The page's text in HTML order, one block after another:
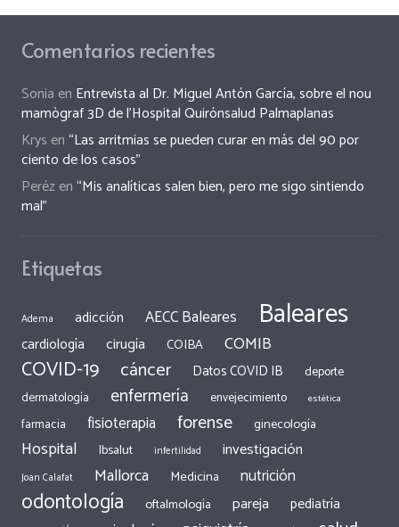
Comentarios recientes
Sonia en Entrevista al Dr. Miguel Antón García, sobre el nou
mamògraf 3D de l’Hospital Quirónsalud Palmaplanas
Krys en“Las arritmias se pueden curar en más del 90 por
ciento de los casos”
Perézen“Mis analíticas salen bien, pero me sigo sintiendo
mal”
Etiquetas
Adema adicción AECC Baleares Baleares
cardiología cirugía COIBA COMIB
COVID-19 cáncer Datos COVID IB
deporte
dermatología
enfermería envejecimiento estética
farmacia fisioterapia forense ginecología
Hospital Ibsalut infertilidad investigación
Joan Calafat Mallorca Medicina nutrición
odontología oftalmología pareja pediatría